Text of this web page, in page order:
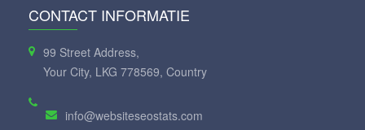
CONTACT INFORMATIE
99 Street Address,
Your City, LKG 778569, Country
info@websiteseostats.com